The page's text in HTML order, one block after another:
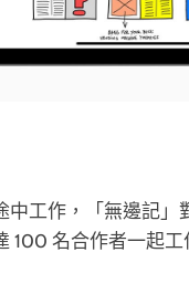
工作，「無邊記
100 名合作者一起